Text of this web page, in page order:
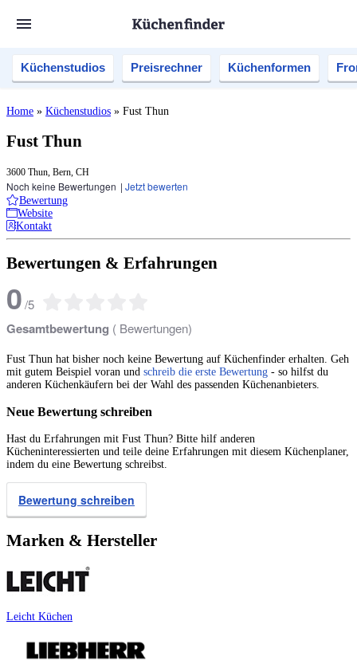
Küchenstudios Preisrechner Küchenformen
Home » Küchenstudios » Fust Thun
Fust Thun
3600 Thun, Bern, CH
Noch keine Bewertungen | Jetzt bewerten
Bewertung
Website
Kontakt
Bewertungen & Erfahrungen
0/5
Gesamtbewertung ( Bewertungen)
Fust Thun hat bisher noch keine Bewertung auf Küchenfinder erhalten. Geh
mit gutem Beispiel voran und schreib die erste Bewertung - so hilfst du
anderen Küchenkäufern bei der Wahl des passenden Küchenanbieters.
Neue Bewertung schreiben
Hast du Erfahrungen mit Fust Thun? Bitte hilf anderen
Kücheninteressierten und teile deine Erfahrungen mit diesem Küchenplaner,
indem du eine Bewertung schreibst.
Bewertung schreiben
Marken & Hersteller
Leicht Küchen